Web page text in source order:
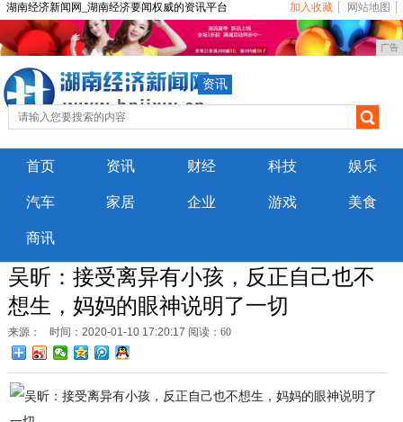
湖南经济新闻网_湖南经济要闻权威的资讯平台 加入收藏 网站地图
广告
资讯
首页 资讯 财经 科技 娱乐
汽车 家居 企业 游戏 美食
商讯
吴昕：接受离异有小孩，反正自己也不
想生，妈妈的眼神说明了一切
来源： 时间：2020-01-10 17:20:17 阅读：60